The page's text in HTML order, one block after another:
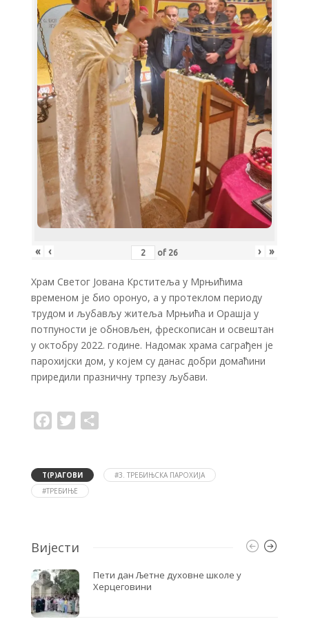
« ‹ of 26 › »
Храм Светог Јована Крститеља у Мрњићима
временом је био оронуо, а у протеклом периоду
трудом и љубављу житеља Мрњића и Орашја у
потпуности је обновљен, фрескописан и освештан
у октобру 2022. године. Надомак храма саграђен је
парохијски дом, у којем су данас добри домаћини
приредили празничну трпезу љубави.
a
o
o
k
T
w
e
r
Т(Р)АГОВИ
#3. ТРЕБИЊСКА ПАРОХИЈА
#ТРЕБИЊЕ
Вијести
Пети дан Љетне духовне школе у
Херцеговини